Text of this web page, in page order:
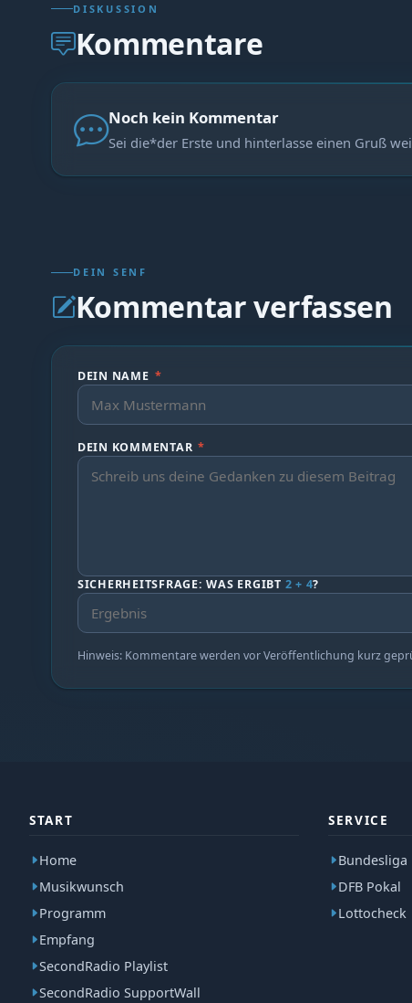
DISKUSSION
Kommentare
Noch kein Kommentar
Sei die*der Erste und hinterlasse einen Gruß
DEIN SENF
Kommentar verfassen
DEIN NAME *
DEIN KOMMENTAR *
SICHERHEITSFRAGE: WAS ERGIBT 2 + 4?
Hinweis: Kommentare werden vor Veröffentlichung kurz
START
Home
Musikwunsch
Programm
Empfang
SecondRadio Playlist
SecondRadio SupportWall
SERVICE
Bundesliga
DFB Pokal
Lottocheck